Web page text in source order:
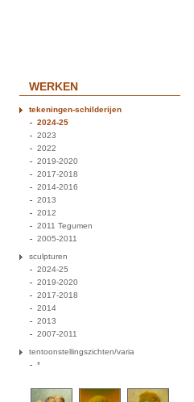
WERKEN
tekeningen-schilderijen
2024-25
2023
2022
2019-2020
2017-2018
2014-2016
2013
2012
2011 Tegumen
2005-2011
sculpturen
2024-25
2019-2020
2017-2018
2014
2013
2007-2011
tentoonstellingszichten/varia
*